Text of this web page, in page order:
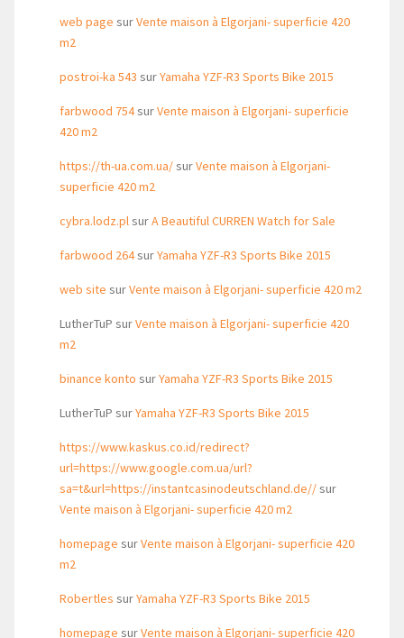
web page surVente maison à Elgorjani- superficie 420
m2
postroi-ka 543 surYamaha YZF-R3 Sports Bike 2015
farbwood 754surVente maison à Elgorjani- superficie
420 m2
https://th-ua.com.ua/surVente maison à Elgorjani-
superficie 420 m2
cybra.lodz.plsurA Beautiful CURREN Watch for Sale
farbwood 264surYamaha YZF-R3 Sports Bike 2015
web site surVente maison à Elgorjani- superficie 420 m2
LutherTuP surVente maison à Elgorjani- superficie 420
m2
binance konto surYamaha YZF-R3 Sports Bike 2015
LutherTuP surYamaha YZF-R3 Sports Bike 2015
https://www.kaskus.co.id/redirect?
url=https://www.google.com.ua/url?
sa=t&url=https://instantcasinodeutschland.de//sur
Vente maison à Elgorjani- superficie 420 m2
homepage surVente maison à Elgorjani- superficie 420
m2
Robertles surYamaha YZF-R3 Sports Bike 2015
homepage surVente maison à Elgorjani- superficie 420